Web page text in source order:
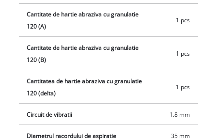
fiecare placa, care se fixeaza rapid si fara cute cu sistemul cu
velcro. Pentru hartie standard exista si o clema de fixare.
Pentru un lucru curat, slefuitorul dispune de aspirare
conectorul de aspirare se poate conecta si aspiratie externa,
de exemplu un aspirator umed-uscat Einhell. Comutatorul de
pornire/oprire este protejat impotriva prafului. Designul
compact si suprafetele Softgrip asigura un control optim si
utilizare confortabila. Slefuitorul TE-OS 18/113 3X Li-Solo se
livreaza fara acumulator si incarcator, care sunt disponibile
separat.
Cantitate de hartie abraziva cu granulatie
120 (A)
1 pcs
Cantitate de hartie abraziva cu granulatie
120 (B)
1 pcs
Cantitatea de hartie abraziva cu granulatie
120 (delta)
1 pcs
Circuit de vibratii 1.8 mm
Diametrul racordului de aspiratie 35 mm